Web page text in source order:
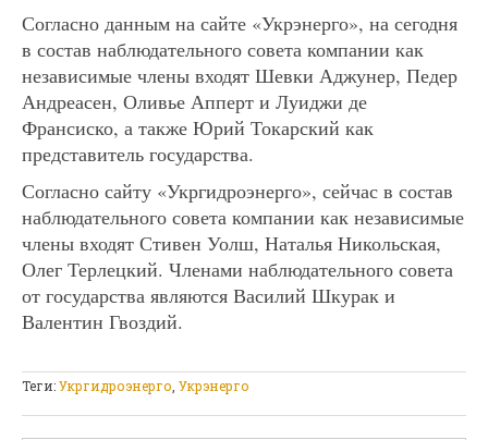
Согласно данным на сайте «Укрэнерго», на сегодня
в состав наблюдательного совета компании как
независимые члены входят Шевки Аджунер, Педер
Андреасен, Оливье Апперт и Луиджи де
Франсиско, а также Юрий Токарский как
представитель государства.
Согласно сайту «Укргидроэнерго», сейчас в состав
наблюдательного совета компании как независимые
члены входят Стивен Уолш, Наталья Никольская,
Олег Терлецкий. Членами наблюдательного совета
от государства являются Василий Шкурак и
Валентин Гвоздий.
Теги:Укргидроэнерго Укрэнерго